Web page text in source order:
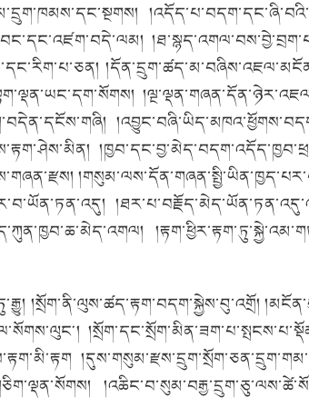
།སྲོག་ནི་ལུས་ཚད་རྟག་བདག་སྐྱེས་བུ་འགྲོ།